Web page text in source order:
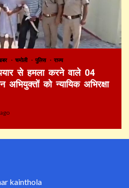
चमोली पुलिस राज्य
से हमला करने वाले 04
अभियुक्तों को न्यायिक अभिरक्षा
kainthola